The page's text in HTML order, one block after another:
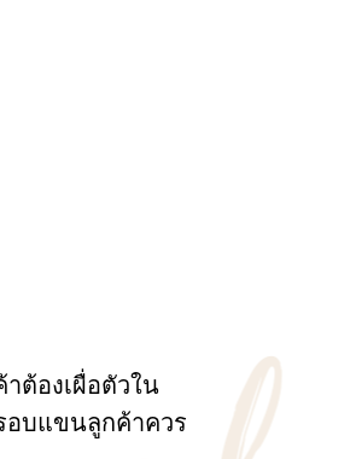
ต้องเผื่อตัวใน
อบแขนลูกค้าควร